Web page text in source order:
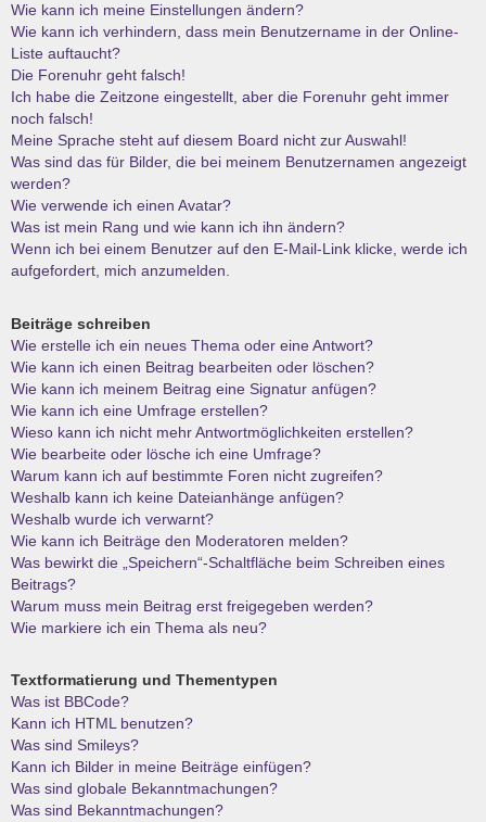
Wie kann ich meine Einstellungen ändern?
Wie kann ich verhindern, dass mein Benutzername in der Online-
Liste auftaucht?
Die Forenuhr geht falsch!
Ich habe die Zeitzone eingestellt, aber die Forenuhr geht immer
noch falsch!
Meine Sprache steht auf diesem Board nicht zur Auswahl!
Was sind das für Bilder, die bei meinem Benutzernamen angezeigt
werden?
Wie verwende ich einen Avatar?
Was ist mein Rang und wie kann ich ihn ändern?
Wenn ich bei einem Benutzer auf den E-Mail-Link klicke, werde ich
aufgefordert, mich anzumelden.
Beiträge schreiben
Wie erstelle ich ein neues Thema oder eine Antwort?
Wie kann ich einen Beitrag bearbeiten oder löschen?
Wie kann ich meinem Beitrag eine Signatur anfügen?
Wie kann ich eine Umfrage erstellen?
Wieso kann ich nicht mehr Antwortmöglichkeiten erstellen?
Wie bearbeite oder lösche ich eine Umfrage?
Warum kann ich auf bestimmte Foren nicht zugreifen?
Weshalb kann ich keine Dateianhänge anfügen?
Weshalb wurde ich verwarnt?
Wie kann ich Beiträge den Moderatoren melden?
Was bewirkt die „Speichern“-Schaltfläche beim Schreiben eines
Beitrags?
Warum muss mein Beitrag erst freigegeben werden?
Wie markiere ich ein Thema als neu?
Textformatierung und Thementypen
Was ist BBCode?
Kann ich HTML benutzen?
Was sind Smileys?
Kann ich Bilder in meine Beiträge einfügen?
Was sind globale Bekanntmachungen?
Was sind Bekanntmachungen?